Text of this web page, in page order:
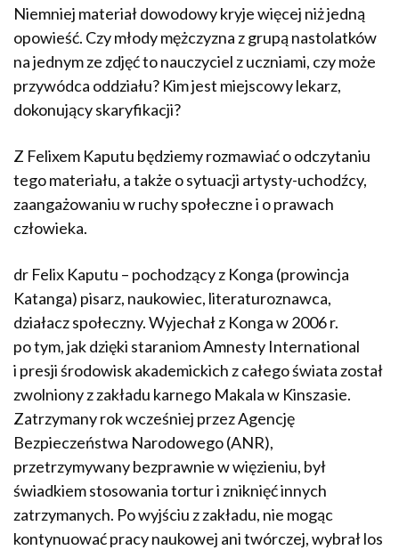
Niemniej materiał dowodowy kryje więcej niż jedną
opowieść. Czy młody mężczyzna z grupą nastolatków
na jednym ze zdjęć to nauczyciel z uczniami, czy może
przywódca oddziału? Kim jest miejscowy lekarz,
dokonujący skaryfikacji?
Z Felixem Kaputu będziemy rozmawiać o odczytaniu
tego materiału, a także o sytuacji artysty-uchodźcy,
zaangażowaniu w ruchy społeczne i o prawach
człowieka.
dr Felix Kaputu – pochodzący z Konga (prowincja
Katanga) pisarz, naukowiec, literaturoznawca,
działacz społeczny. Wyjechał z Konga w 2006 r.
po tym, jak dzięki staraniom Amnesty International
i presji środowisk akademickich z całego świata został
zwolniony z zakładu karnego Makala w Kinszasie.
Zatrzymany rok wcześniej przez Agencję
Bezpieczeństwa Narodowego (ANR),
przetrzymywany bezprawnie w więzieniu, był
świadkiem stosowania tortur i zniknięć innych
zatrzymanych. Po wyjściu z zakładu, nie mogąc
kontynuować pracy naukowej ani twórczej, wybrał los